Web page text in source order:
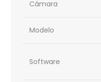
Cámara
Modelo
Software